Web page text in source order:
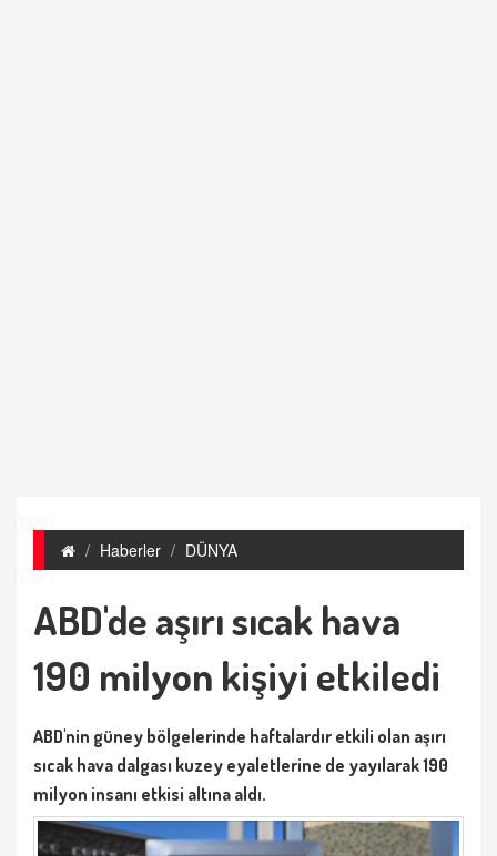
Haberler DÜNYA
ABD'de aşırı sıcak hava
190 milyon kişiyi etkiledi
ABD'nin güney bölgelerinde haftalardır etkili olan aşırı
sıcak hava dalgası kuzey eyaletlerine de yayılarak 190
milyon insanı etkisi altına aldı.